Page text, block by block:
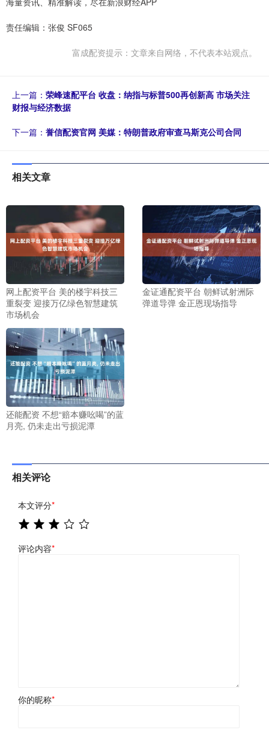
责任编辑：张俊 SF065
富成配资提示：文章来自网络，不代表本站观点。
上一篇： 荣峰速配平台 收盘：纳指与标普500再创新高 市场关注
财报与经济数据
下一篇： 誉信配资官网 美媒：特朗普政府审查马斯克公司合同
相关文章
网上配资平台 美的楼宇科技三
重裂变 迎接万亿绿色智慧建筑
市场机会
金证通配资平台 朝鲜试射洲际
弹道导弹 金正恩现场指导
还能配资 不想“赔本赚吆喝”的蓝
月亮, 仍未走出亏损泥潭
相关评论
本文评分*
评论内容*
你的昵称*